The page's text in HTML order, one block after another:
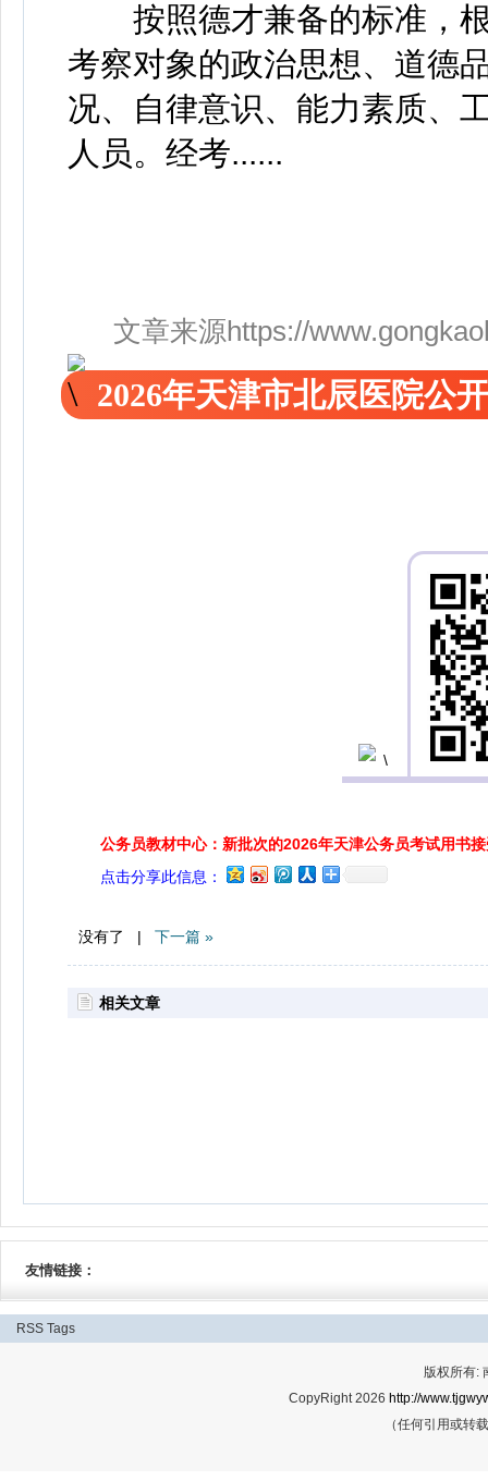
按照德才兼备的标准，根
考察对象的政治思想、道德
况、自律意识、能力素质、
人员。经考......
文章来源https://
2026年天津市北辰医院公
公务员教材中心：新批次的2026年天津公务员考试用书
点击分享此信息：
没有了 | 下一篇 »
相关文章
友情链接：
RSS Tags
版权所有:
CopyRight 2026 http://
（任何引用或转